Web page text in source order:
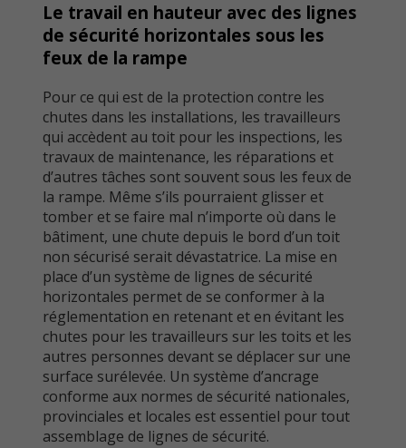
Le travail en hauteur avec des lignes
de sécurité horizontales sous les
feux de la rampe
Pour ce qui est de la protection contre les
chutes dans les installations, les travailleurs
qui accèdent au toit pour les inspections, les
travaux de maintenance, les réparations et
d’autres tâches sont souvent sous les feux de
la rampe. Même s’ils pourraient glisser et
tomber et se faire mal n’importe où dans le
bâtiment, une chute depuis le bord d’un toit
non sécurisé serait dévastatrice. La mise en
place d’un système de lignes de sécurité
horizontales permet de se conformer à la
réglementation en retenant et en évitant les
chutes pour les travailleurs sur les toits et les
autres personnes devant se déplacer sur une
surface surélevée. Un système d’ancrage
conforme aux normes de sécurité nationales,
provinciales et locales est essentiel pour tout
assemblage de lignes de sécurité.